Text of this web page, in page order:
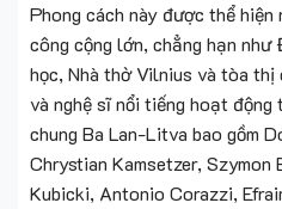
Phong cách này được thể
công cộng lớn, chẳng hạn
học, Nhà thờ Vilnius và tòa thị
và nghệ sĩ nổi tiếng hoạt
chung Ba Lan-Litva bao gồm
Chrystian Kamsetzer, Szymon
Kubicki, Antonio Corazzi,